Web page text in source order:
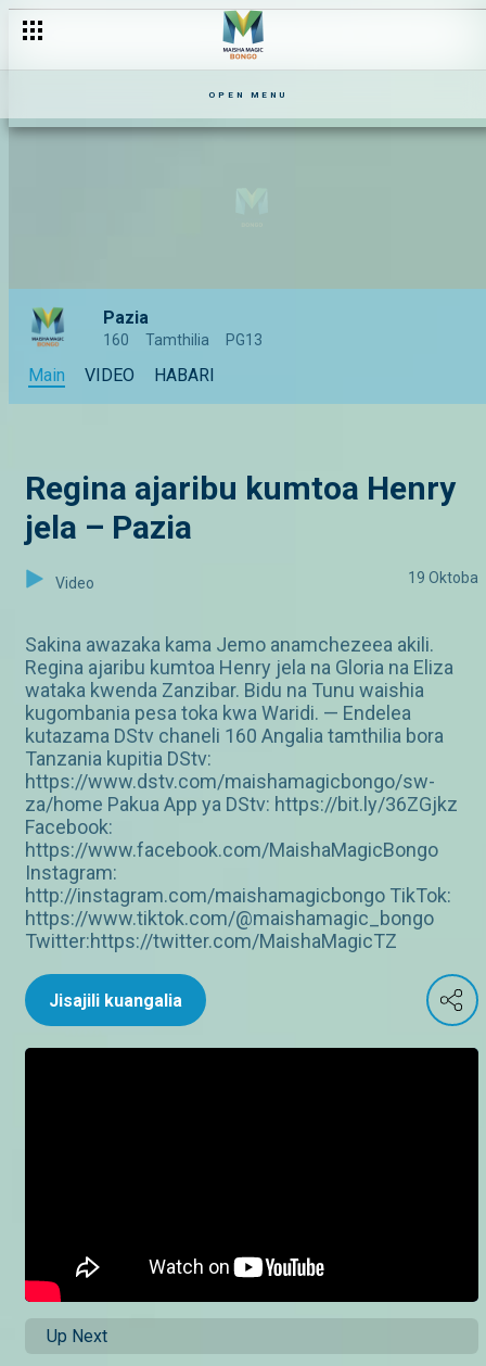
OPEN MENU
Pazia
160 Tamthilia PG13
Main VIDEO HABARI
Regina ajaribu kumtoa Henry
jela – Pazia
Video 19 Oktoba
Sakina awazaka kama Jemo anamchezeea akili.
Regina ajaribu kumtoa Henry jela na Gloria na Eliza
wataka kwenda Zanzibar. Bidu na Tunu waishia
kugombania pesa toka kwa Waridi. — Endelea
kutazama DStv chaneli 160 Angalia tamthilia bora
Tanzania kupitia DStv:
https://www.dstv.com/maishamagicbongo/sw-
za/home Pakua App ya DStv: https://bit.ly/36ZGjkz
Facebook:
https://www.facebook.com/MaishaMagicBongo
Instagram:
http://instagram.com/maishamagicbongo TikTok:
https://www.tiktok.com/@maishamagic_bongo
Twitter:https://twitter.com/MaishaMagicTZ
Jisajili kuangalia
Up Next